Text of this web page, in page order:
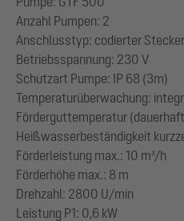
Anzahl Pumpen: 2
Anschlusstyp: codierter Stecker
Betriebsspannung: 230 V
Schutzart Pumpe: IP 68 (3m)
Temperaturüberwachung:
Förderguttemperatur
Heißwasserbeständigkeit
Förderleistung max.: 10 m³/h
Förderhöhe max.: 8 m
Drehzahl: 2800 U/min
Leistung P1: 0,6 kW